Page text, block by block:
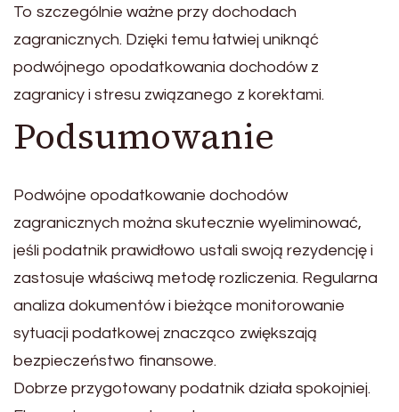
To szczególnie ważne przy dochodach
zagranicznych. Dzięki temu łatwiej uniknąć
podwójnego opodatkowania dochodów z
zagranicy i stresu związanego z korektami.
Podsumowanie
Podwójne opodatkowanie dochodów
zagranicznych można skutecznie wyeliminować,
jeśli podatnik prawidłowo ustali swoją rezydencję i
zastosuje właściwą metodę rozliczenia. Regularna
analiza dokumentów i bieżące monitorowanie
sytuacji podatkowej znacząco zwiększają
bezpieczeństwo finansowe.
Dobrze przygotowany podatnik działa spokojniej.